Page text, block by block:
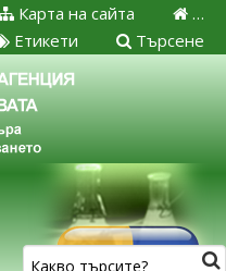
…
Карта на сайта
Търсене
Етикети